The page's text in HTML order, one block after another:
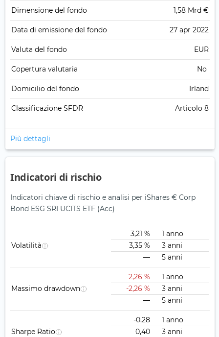
Dimensione del fondo 1,58 Mrd €
Data di emissione del fondo 27 apr 2022
Valuta del fondo EUR
Copertura valutaria No
Domicilio del fondo Irland
Classificazione SFDR Articolo 8
Più dettagli
Indicatori di rischio
Indicatori chiave di rischio e analisi per iShares € Corp
Bond ESG SRI UCITS ETF (Acc)
Volatilità
3,21 %
1 anno
3,35 %
3 anni
—
5 anni
Massimo drawdown
-2,26 %
1 anno
-2,26 %
3 anni
—
5 anni
Sharpe Ratio
-0,28
1 anno
0,40
3 anni